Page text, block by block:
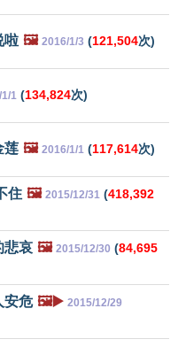
啦 🖼️ 2016/1/3 (121,504次)
1 (134,824次)
莲 🖼️ 2016/1/1 (117,614次)
住 🖼️ 2015/12/31 (418,392
悲哀 🖼️ 2015/12/30 (84,695
安危 🖼️▶️ 2015/12/29